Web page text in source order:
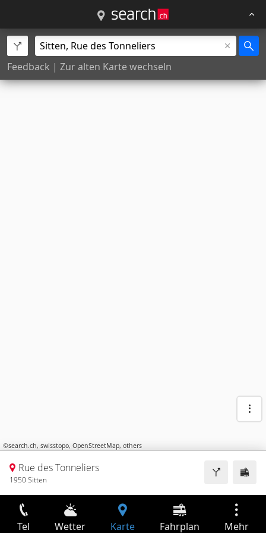
Feedback | Zur alten Karte wechseln
©search.ch, swisstopo, OpenStreetMap, others
Rue des Tonneliers
1950 Sitten
Tel Wetter Karte Fahrplan Mehr